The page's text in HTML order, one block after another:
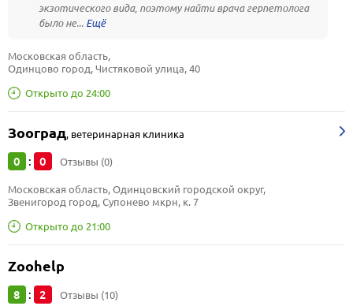
экзотического вида, поэтому найти врача герпетолога
было не...
Открыто до 24:00
Московская область,
Одинцово город, Чистяковой улица, 40
Зооград, ветеринарная клиника
0 : 0 Отзывы (0)
Открыто до 21:00
Московская область, Одинцовский городской округ,
Звенигород город, Супонево мкрн, к. 7
Zoohelp
8 : 2 Отзывы (10)